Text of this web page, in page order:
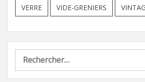
VERRE VIDE-GRENIERS
Rechercher :